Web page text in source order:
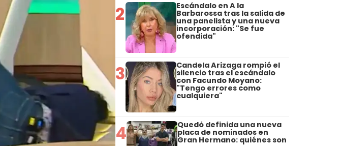
2 Escándalo en A la
Barbarossa tras la salida de
una panelista y una nueva
incorporación: "Se fue
ofendida"
3 Candela Arizaga rompió el
silencio tras el escándalo
con Facundo Moyano:
"Tengo errores como
cualquiera"
4 Quedó definida una nueva
placa de nominados en
Gran Hermano: quiénes son